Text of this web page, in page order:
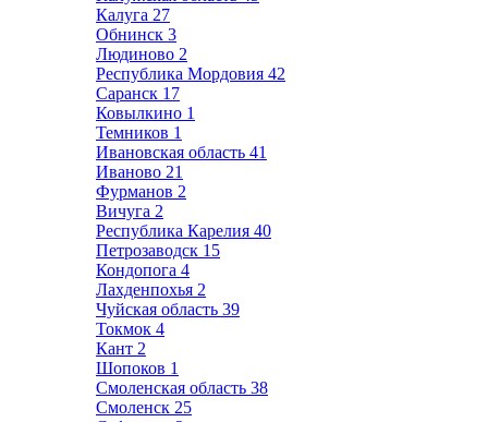
Калуга 27
Обнинск 3
Людиново 2
Республика Мордовия 42
Саранск 17
Ковылкино 1
Темников 1
Ивановская область 41
Иваново 21
Фурманов 2
Вичуга 2
Республика Карелия 40
Петрозаводск 15
Кондопога 4
Лахденпохья 2
Чуйская область 39
Токмок 4
Кант 2
Шопоков 1
Смоленская область 38
Смоленск 25